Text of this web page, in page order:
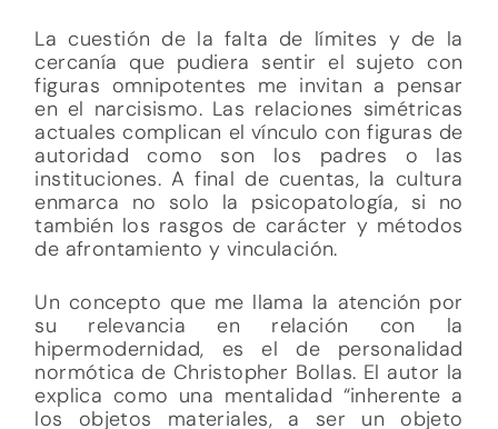
La cuestión de la falta de límites y de la
cercanía que pudiera sentir el sujeto con
figuras omnipotentes me invitan a pensar
en el narcisismo. Las relaciones simétricas
actuales complican el vínculo con figuras de
autoridad como son los padres o las
instituciones. A final de cuentas, la cultura
enmarca no solo la psicopatología, si no
también los rasgos de carácter y métodos
de afrontamiento y vinculación.
Un concepto que me llama la atención por
su relevancia en relación con la
hipermodernidad, es el de personalidad
normótica de Christopher Bollas. El autor la
explica como una mentalidad “inherente a
los objetos materiales, a ser un objeto